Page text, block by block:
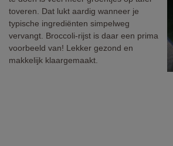
toveren. Dat lukt aardig wanneer je
typische ingrediënten simpelweg
vervangt. Broccoli-rijst is daar een prima
voorbeeld van! Lekker gezond en
makkelijk klaargemaakt.